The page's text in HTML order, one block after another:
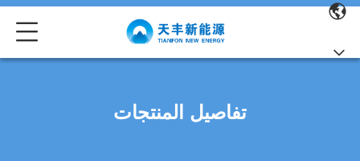
تفاصيل المنتجات